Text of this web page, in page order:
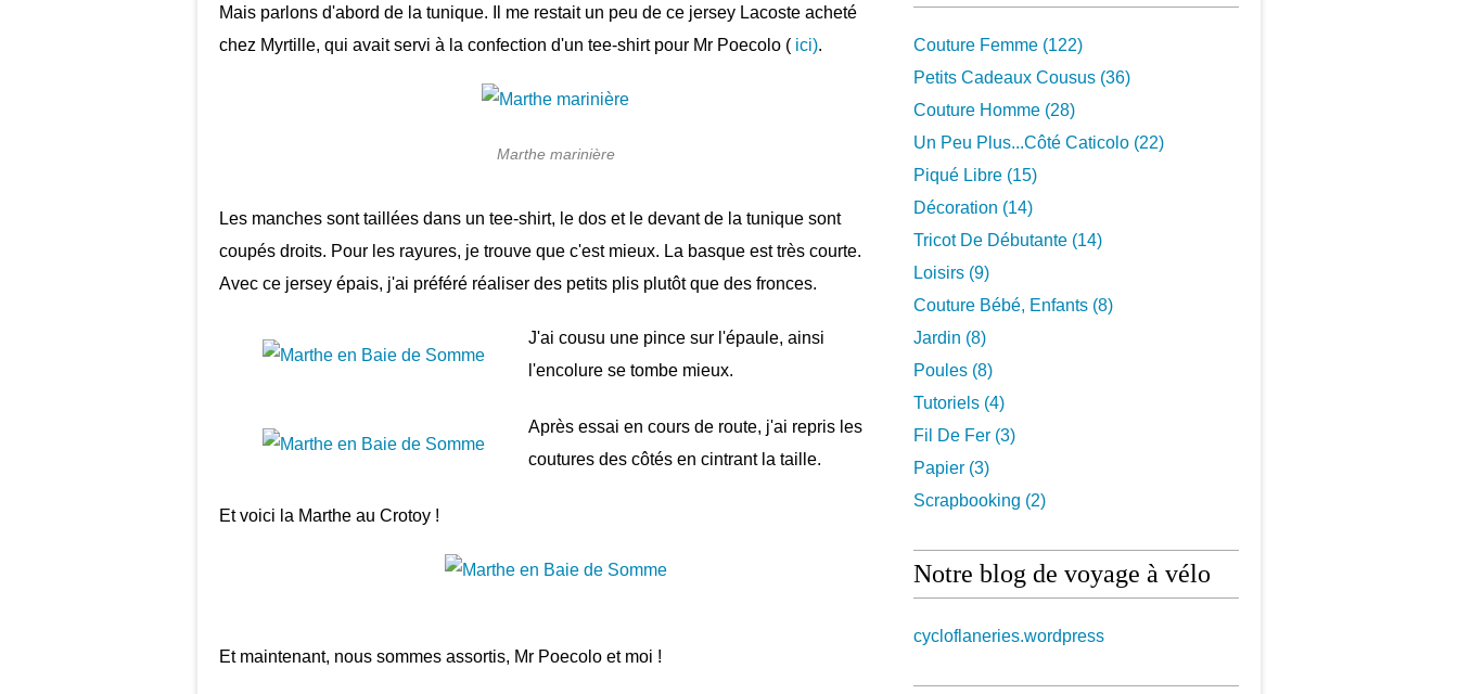
Mais parlons d'abord de la tunique. Il me restait un peu de ce jersey Lacoste acheté
chez Myrtille, qui avait servi à la confection d'un tee-shirt pour Mr Poecolo ( ici).
Marthe marinière
Les manches sont taillées dans un tee-shirt, le dos et le devant de la tunique sont
coupés droits. Pour les rayures, je trouve que c'est mieux. La basque est très courte.
Avec ce jersey épais, j'ai préféré réaliser des petits plis plutôt que des fronces.
J'ai cousu une pince sur l'épaule, ainsi
l'encolure se tombe mieux.
Après essai en cours de route, j'ai repris les
coutures des côtés en cintrant la taille.
Et voici la Marthe au Crotoy !
Et maintenant, nous sommes assortis, Mr Poecolo et moi !
Couture Femme (122)
Petits Cadeaux Cousus (36)
Couture Homme (28)
Un Peu Plus...côté Caticolo (22)
Piqué Libre (15)
Décoration (14)
Tricot De Débutante (14)
Loisirs (9)
Couture Bébé, Enfants (8)
Jardin (8)
Poules (8)
Tutoriels (4)
Fil De Fer (3)
Papier (3)
Scrapbooking (2)
Notre blog de voyage à vélo
cycloflaneries.wordpress